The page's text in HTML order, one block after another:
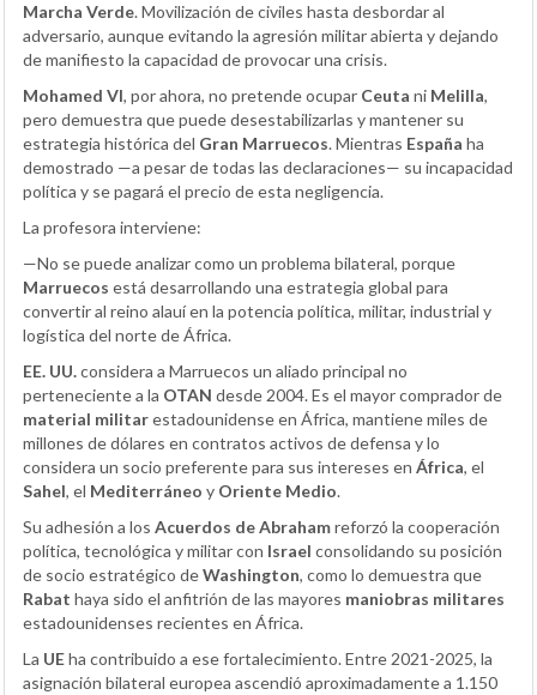
Marcha Verde. Movilización de civiles hasta desbordar al
adversario, aunque evitando la agresión militar abierta y dejando
de manifiesto la capacidad de provocar una crisis.
Mohamed VI, por ahora, no pretende ocupar Ceuta ni Melilla,
pero demuestra que puede desestabilizarlas y mantener su
estrategia histórica del Gran Marruecos. Mientras España ha
demostrado —a pesar de todas las declaraciones— su incapacidad
política y se pagará el precio de esta negligencia.
La profesora interviene:
—No se puede analizar como un problema bilateral, porque
Marruecos está desarrollando una estrategia global para
convertir al reino alauí en la potencia política, militar, industrial y
logística del norte de África.
EE. UU.considera a Marruecos un aliado principal no
perteneciente a la OTAN desde 2004. Es el mayor comprador de
material militarestadounidense en África, mantiene miles de
millones de dólares en contratos activos de defensa y lo
considera un socio preferente para sus intereses en África, el
Sahel, el Mediterráneo y Oriente Medio.
Su adhesión a los Acuerdos de Abrahamreforzó la cooperación
política, tecnológica y militar con Israel consolidando su posición
de socio estratégico deWashington, como lo demuestra que
Rabat haya sido el anfitrión de las mayores maniobras militares
estadounidenses recientes en África.
La UEha contribuido a ese fortalecimiento. Entre 2021-2025, la
asignación bilateral europea ascendió aproximadamente a 1.150